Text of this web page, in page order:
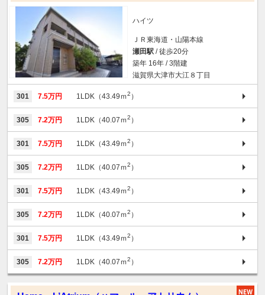
ハイツ
ＪＲ東海道・山陽本線
瀬田駅 / 徒歩20分
築年 16年 / 3階建
滋賀県大津市大江８丁目
301 7.5万円 1LDK（43.49ｍ2 ）
305 7.2万円 1LDK（40.07ｍ2 ）
301 7.5万円 1LDK（43.49ｍ2 ）
305 7.2万円 1LDK（40.07ｍ2 ）
301 7.5万円 1LDK（43.49ｍ2 ）
305 7.2万円 1LDK（40.07ｍ2 ）
301 7.5万円 1LDK（43.49ｍ2 ）
305 7.2万円 1LDK（40.07ｍ2 ）